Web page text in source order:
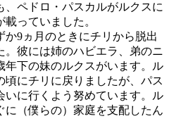
、ペドロ・パスカルがルクスに
っていました。
9ヵ月のときにチリから脱出
。彼には姉のハビエラ、弟のニ
年下の妹のルクスがいます。ル
頃にチリに戻りましたが、パス
いに行くよう努めています。ル
に（僕らの）家庭を支配したん